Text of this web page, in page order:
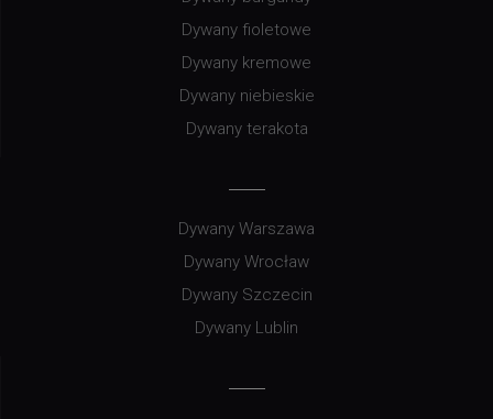
Dywany fioletowe
Dywany kremowe
Dywany niebieskie
Dywany terakota
Dywany Warszawa
Dywany Wrocław
Dywany Szczecin
Dywany Lublin